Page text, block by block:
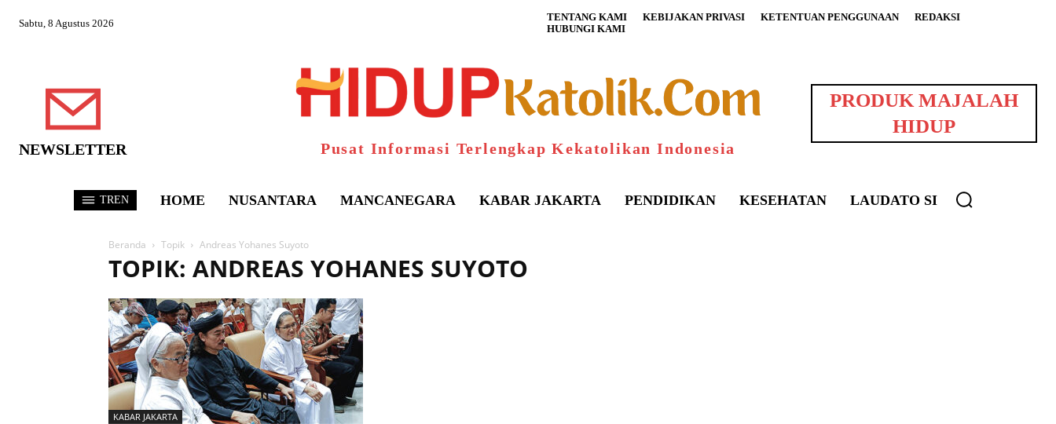
Sabtu, 8 Agustus 2026 TENTANG KAMI KEBIJAKAN PRIVASI KETENTUAN PENGGUNAAN
REDAKSI
HUBUNGI KAMI
NEWSLETTER Pusat Informasi Terlengkap Kekatolikan Indonesia
PRODUK MAJALAH
HIDUP
TREN HOME NUSANTARA MANCANEGARA KABAR JAKARTA PENDIDIKAN KESEHATAN LAUDATO SI
Beranda Topik Andreas Yohanes Suyoto
TOPIK: ANDREAS YOHANES SUYOTO
KABAR JAKARTA